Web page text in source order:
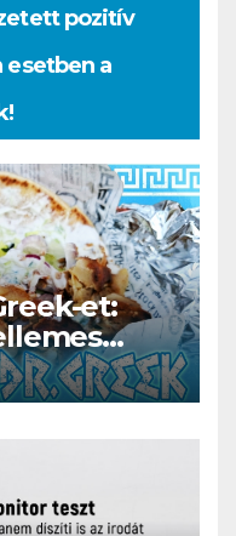
pozitív
a
et:
szívében